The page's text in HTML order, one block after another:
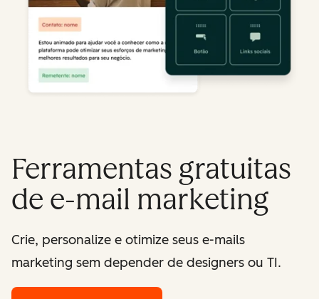
Ferramentas gratuitas
de e-mail marketing
Crie, personalize e otimize seus e-mails
marketing sem depender de designers ou TI.